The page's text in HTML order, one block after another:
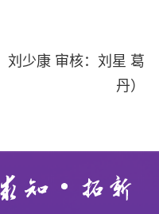
刘少康 审核：刘星 葛
丹）